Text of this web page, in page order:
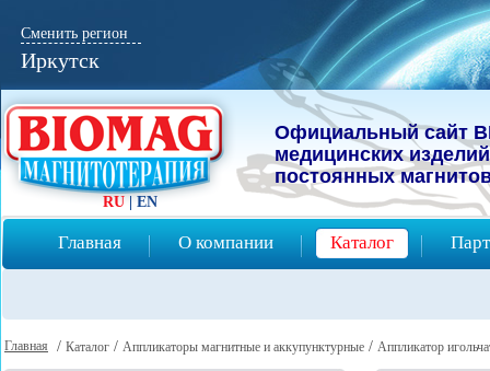
Официальный сайт
мeдицинcких
постоянных
Главная О компании Каталог
RU | EN
Сменить регион
Иркутск
Главная / Каталог / Аппликаторы магнитные и аккупунктурные / Аппликатор